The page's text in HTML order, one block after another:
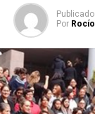
Publicado
Por